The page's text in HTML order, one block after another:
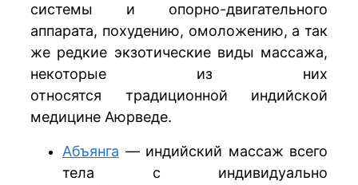
системы и опорно-двигательного
аппарата, похудению, омоложению, а так
же редкие экзотические виды массажа,
некоторые из них
относятся традиционной индийской
медицине Аюрведе.
Абъянга — индийский массаж всего
тела с индивидуально